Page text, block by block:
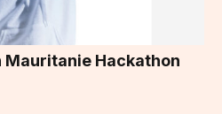
Hackathon